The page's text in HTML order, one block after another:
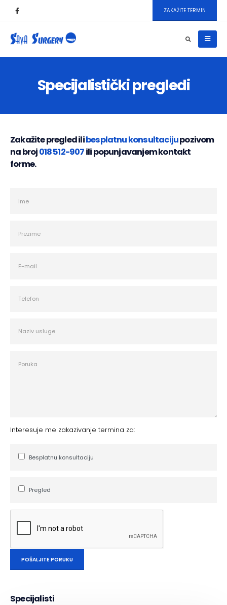
ZAKAŽITE TERMIN
Specijalistički pregledi
Zakažite pregled ilibesplatnu konsultacijupozivom
na broj018 512-907ili popunjavanjem kontakt
forme.
Interesuje me zakazivanje termina za:
Besplatnu konsultaciju
Pregled
Specijalisti